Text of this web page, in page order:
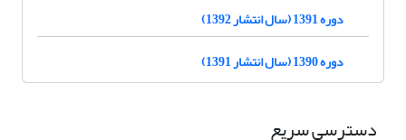
دوره 1391 (سال انتشار 1392)
دوره 1390 (سال انتشار 1391)
دسترسی سریع